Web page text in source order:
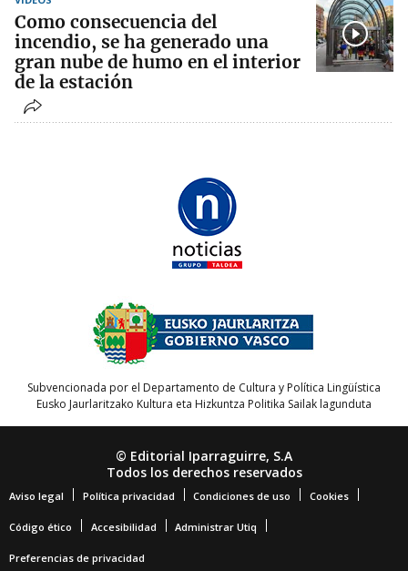
Como consecuencia del
incendio, se ha generado una
gran nube de humo en el interior
de la estación
Subvencionada por el Departamento de Cultura y Política Lingüística
Eusko Jaurlaritzako Kultura eta Hizkuntza Politika Sailak lagunduta
© Editorial Iparraguirre, S.A
Todos los derechos reservados
Aviso legal Política privacidad Condiciones de uso Cookies
Código ético Accesibilidad Administrar Utiq
Preferencias de privacidad